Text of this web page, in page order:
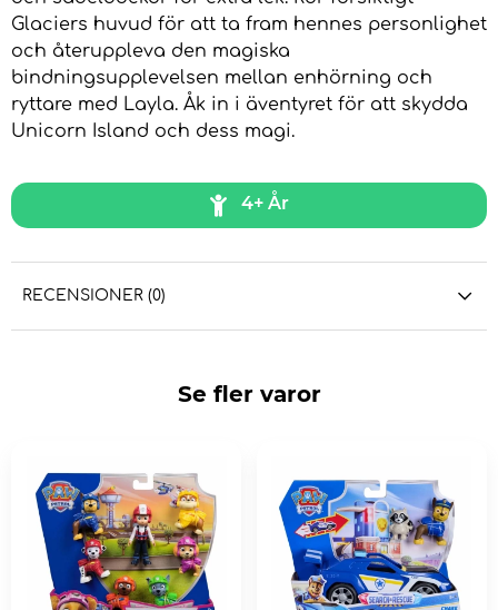
Glaciers huvud för att ta fram hennes personlighet
och återuppleva den magiska
bindningsupplevelsen mellan enhörning och
ryttare med Layla. Åk in i äventyret för att skydda
Unicorn Island och dess magi.
4+ År
RECENSIONER (0)
Se fler varor